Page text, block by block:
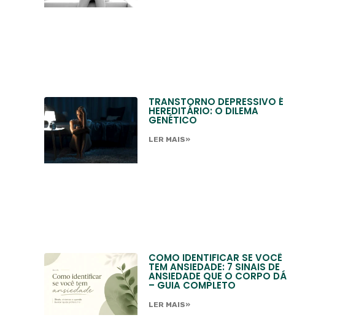
TRANSTORNO DEPRESSIVO É
HEREDITÁRIO: O DILEMA
GENÉTICO
LER MAIS»
COMO IDENTIFICAR SE VOCÊ
TEM ANSIEDADE: 7 SINAIS DE
ANSIEDADE QUE O CORPO DÁ
– GUIA COMPLETO
LER MAIS»